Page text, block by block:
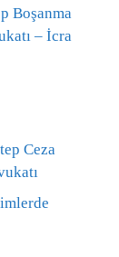
Boşanma
– İcra
Ceza